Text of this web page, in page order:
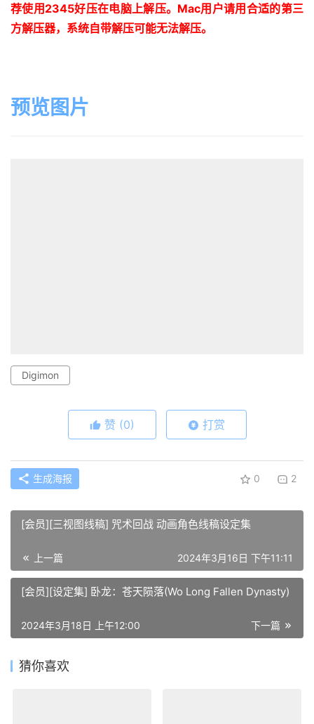
荐使用2345好压在电脑上解压。 Mac用户请用合适的第三
方解压器，系统自带解压可能无法解压。
预览图片
Digimon
赞 (0) 打赏
生成海报 0 2
[会员][三视图线稿] 咒术回战 动画角色线稿设定集
上一篇 2024年3月16日 下午11:11
[会员][设定集] 卧龙：苍天陨落(Wo Long Fallen Dynasty)
下一篇
2024年3月18日 上午12:00
猜你喜欢